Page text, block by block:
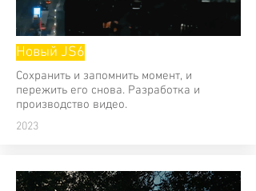
Новый JS6
Сохранить и запомнить момент, и
пережить его снова. Разработка и
производство видео.
2023